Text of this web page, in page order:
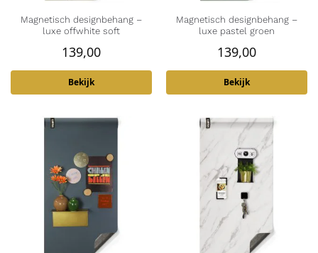
Magnetisch designbehang –
luxe offwhite soft
139,00
Bekijk
Magnetisch designbehang –
luxe pastel groen
139,00
Bekijk